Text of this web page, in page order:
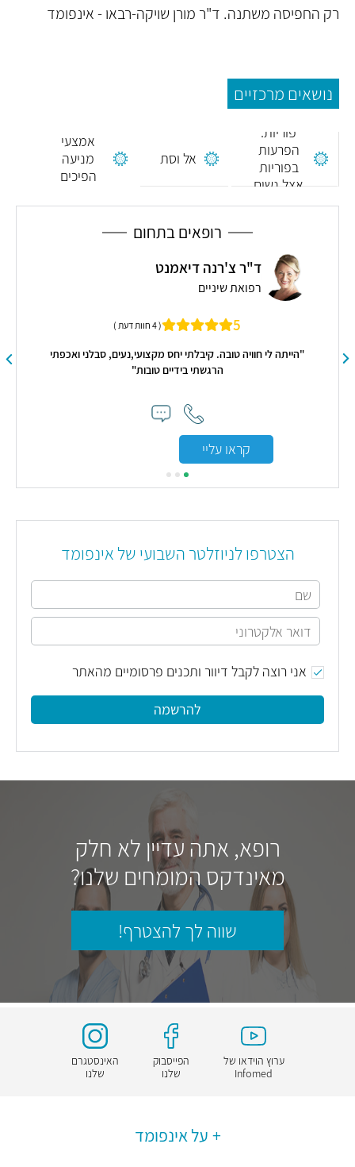
רק החפיסה משתנה. ד"ר מורן שויקה-רבאו - אינפומד
נושאים מרכזיים
פוריות:
הפרעות
בפוריות
אצל נשים
אל וסת
אמצעי
מניעה
הפיכים
רופאים בתחום
ד"ר צ'רנה דיאמנט
רפואת שיניים
5 ( 4 חוות דעת )
"הייתה לי חוויה טובה. קיבלתי יחס מקצועי,נעים, סבלני ואכפתי
הרגשתי בידיים טובות"
קראו עליי
הצטרפו לניוזלטר השבועי של אינפומד
אני רוצה לקבל דיוור ותכנים פרסומיים מהאתר
להרשמה
רופא, אתה עדיין לא חלק
מאינדקס המומחים שלנו?
שווה לך להצטרף!
ערוץ הוידאו של
Infomed
הפייסבוק
שלנו
האינסטגרם
שלנו
על אינפומד